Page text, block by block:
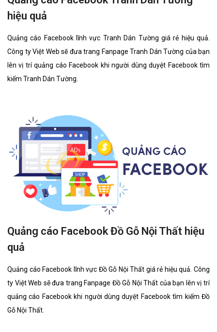
hiệu quả
Quảng cáo Facebook lĩnh vực Tranh Dán Tường giá rẻ hiệu quả.
Công ty Việt Web sẽ đưa trang Fanpage Tranh Dán Tường của bạn
lên vị trí quảng cáo Facebook khi người dùng duyệt Facebook tìm
kiếm Tranh Dán Tường.
Quảng cáo Facebook Đồ Gỗ Nội Thất hiệu
quả
Quảng cáo Facebook lĩnh vực Đồ Gỗ Nội Thất giá rẻ hiệu quả. Công
ty Việt Web sẽ đưa trang Fanpage Đồ Gỗ Nội Thất của bạn lên vị trí
quảng cáo Facebook khi người dùng duyệt Facebook tìm kiếm Đồ
Gỗ Nội Thất.